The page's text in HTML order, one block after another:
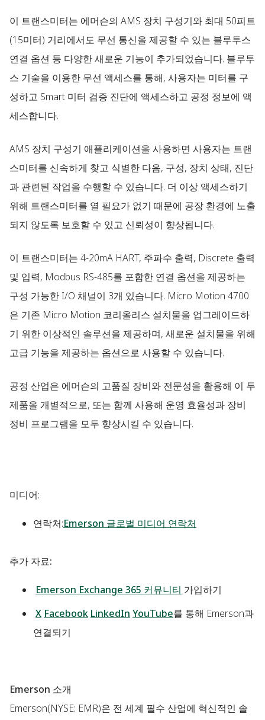
이 트랜스미터는 에머슨의 AMS 장치 구성기와 최대 50피트
(15미터) 거리에서도 무선 통신을 제공할 수 있는 블루투스
연결 옵션 등 다양한 새로운 기능이 추가되었습니다. 블루투
스 기술을 이용한 무선 액세스를 통해, 사용자는 미터를 구
성하고 Smart 미터 검증 진단에 액세스하고 공정 정보에 액
세스합니다.
AMS 장치 구성기 애플리케이션을 사용하면 사용자는 트랜
스미터를 신속하게 찾고 식별한 다음, 구성, 장치 상태, 진단
과 관련된 작업을 수행할 수 있습니다. 더 이상 액세스하기
위해 트랜스미터를 열 필요가 없기 때문에 공장 환경에 노출
되지 않도록 보호할 수 있고 신뢰성이 향상됩니다.
이 트랜스미터는 4-20mA HART, 주파수 출력, Discrete 출력
및 입력, Modbus RS-485를 포함한 연결 옵션을 제공하는
구성 가능한 I/O 채널이 3개 있습니다. Micro Motion 4700
은 기존 Micro Motion 코리올리스 설치물을 업그레이드하
기 위한 이상적인 솔루션을 제공하며, 새로운 설치물을 위해
고급 기능을 제공하는 옵션으로 사용할 수 있습니다.
공정 산업은 에머슨의 고품질 장비와 전문성을 활용해 이 두
제품을 개별적으로, 또는 함께 사용해 운영 효율성과 장비
정비 프로그램을 모두 향상시킬 수 있습니다.
미디어:
연락처:Emerson 글로벌 미디어 연락처
추가 자료:
Emerson Exchange 365 커뮤니티 가입하기
X Facebook LinkedIn YouTube를 통해 Emerson과
연결되기
Emerson 소개
Emerson(NYSE: EMR)은 전 세계 필수 산업에 혁신적인 솔